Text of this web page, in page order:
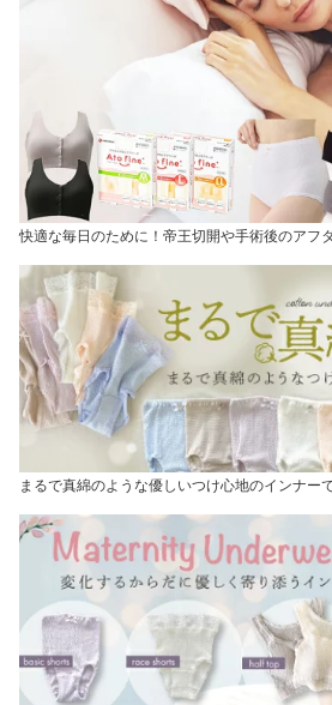
快適な毎日のために！帝王切開や手術後のアフ
まるで真綿のような優しいつけ心地のインナーで